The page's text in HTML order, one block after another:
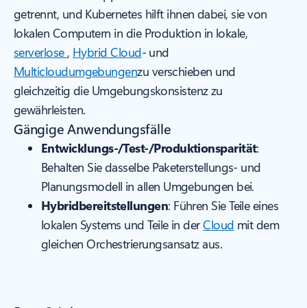
getrennt, und Kubernetes hilft ihnen dabei, sie von
lokalen Computern in die Produktion in lokale,
serverlose , Hybrid Cloud- und
Multicloudumgebungenzu verschieben und
gleichzeitig die Umgebungskonsistenz zu
gewährleisten.
Gängige Anwendungsfälle
Entwicklungs-/Test-/Produktionsparität:
Behalten Sie dasselbe Paketerstellungs- und
Planungsmodell in allen Umgebungen bei.
Hybridbereitstellungen: Führen Sie Teile eines
lokalen Systems und Teile in derCloud mit dem
gleichen Orchestrierungsansatz aus.